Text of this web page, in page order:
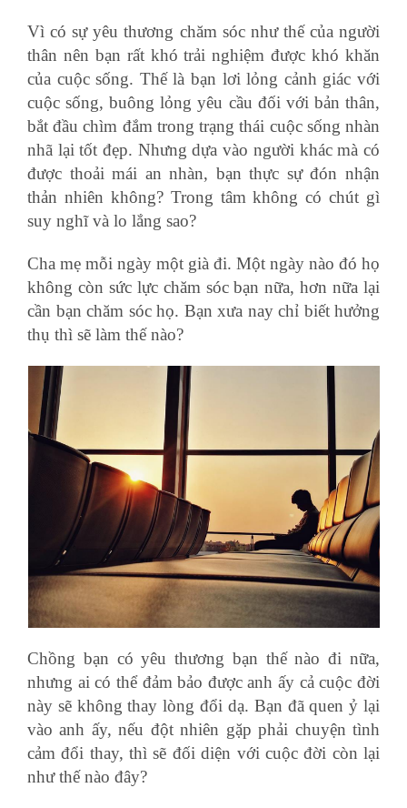
Vì có sự yêu thương chăm sóc như thế của người
thân nên bạn rất khó trải nghiệm được khó khăn
của cuộc sống. Thế là bạn lơi lỏng cảnh giác với
cuộc sống, buông lỏng yêu cầu đối với bản thân,
bắt đầu chìm đắm trong trạng thái cuộc sống nhàn
nhã lại tốt đẹp. Nhưng dựa vào người khác mà có
được thoải mái an nhàn, bạn thực sự đón nhận
thản nhiên không? Trong tâm không có chút gì
suy nghĩ và lo lắng sao?
Cha mẹ mỗi ngày một già đi. Một ngày nào đó họ
không còn sức lực chăm sóc bạn nữa, hơn nữa lại
cần bạn chăm sóc họ. Bạn xưa nay chỉ biết hưởng
thụ thì sẽ làm thế nào?
Chồng bạn có yêu thương bạn thế nào đi nữa,
nhưng ai có thể đảm bảo được anh ấy cả cuộc đời
này sẽ không thay lòng đổi dạ. Bạn đã quen ỷ lại
vào anh ấy, nếu đột nhiên gặp phải chuyện tình
cảm đổi thay, thì sẽ đối diện với cuộc đời còn lại
như thế nào đây?